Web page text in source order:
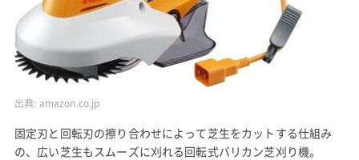
出典: amazon.co.jp
固定刃と回転刃の擦り合わせによって芝生をカットする仕組み
の、広い芝生もスムーズに刈れる回転式バリカン芝刈り機。